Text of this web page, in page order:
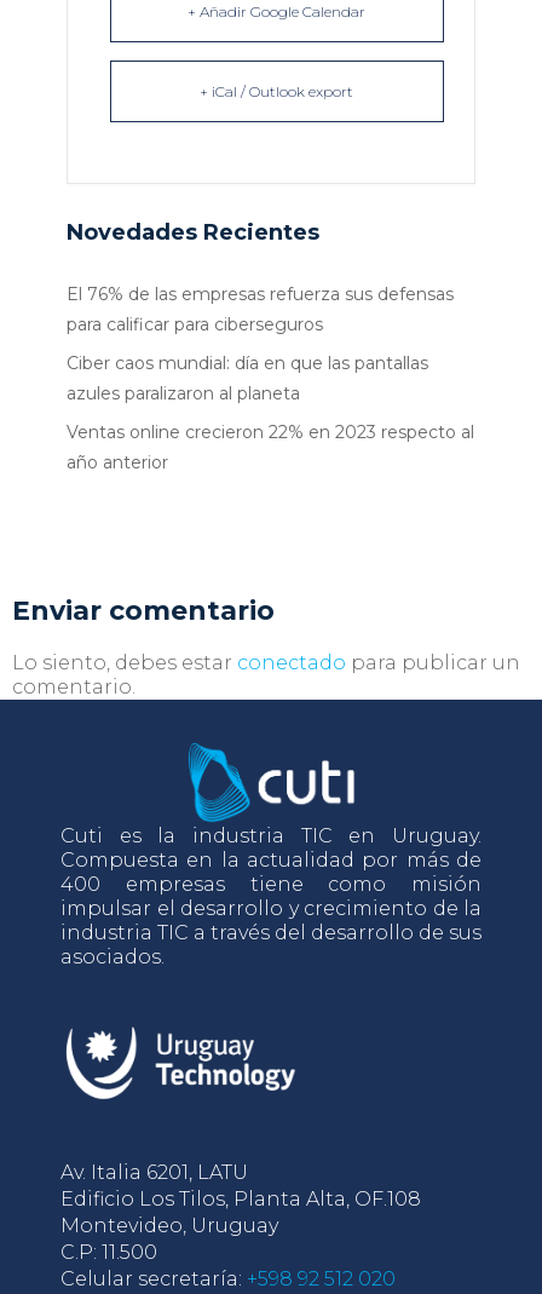
+ Añadir Google Calendar
+ iCal / Outlook export
Novedades Recientes
El 76% de las empresas refuerza sus defensas
para calificar para ciberseguros
Ciber caos mundial: día en que las pantallas
azules paralizaron al planeta
Ventas online crecieron 22% en 2023 respecto al
año anterior
Enviar comentario
Lo siento, debes estar conectado para publicar un
comentario.
Cuti es la industria TIC en Uruguay.
Compuesta en la actualidad por más de
400 empresas tiene como misión
impulsar el desarrollo y crecimiento de la
industria TIC a través del desarrollo de sus
asociados.
Av. Italia 6201, LATU
Edificio Los Tilos, Planta Alta, OF.108
Montevideo, Uruguay
C.P: 11.500
Celular secretaría: +598 92 512 020